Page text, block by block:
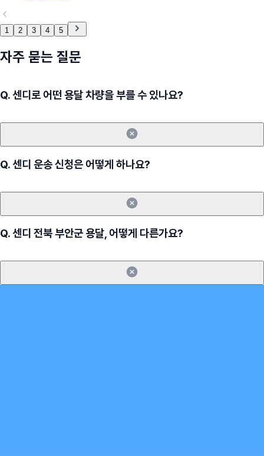
1 2 3 4 5
자주 묻는 질문
Q.센디로 어떤 용달 차량을 부를 수 있나요?
Q.센디 운송 신청은 어떻게 하나요?
Q.센디 전북 부안군 용달, 어떻게 다른가요?